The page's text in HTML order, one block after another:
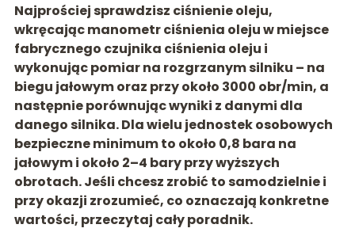
Najprościej sprawdzisz ciśnienie oleju,
wkręcającmanometr ciśnienia olejuw miejsce
fabrycznego czujnika ciśnienia oleju i
wykonując pomiar na rozgrzanym silniku – na
biegu jałowym oraz przy około 3000 obr/min, a
następnie porównując wyniki z danymi dla
danego silnika. Dla wielu jednostek osobowych
bezpieczne minimum to około 0,8 bara na
jałowymi około 2–4 bary przy wyższych
obrotach. Jeśli chcesz zrobić to samodzielnie i
przy okazji zrozumieć, co oznaczają konkretne
wartości, przeczytaj cały poradnik.